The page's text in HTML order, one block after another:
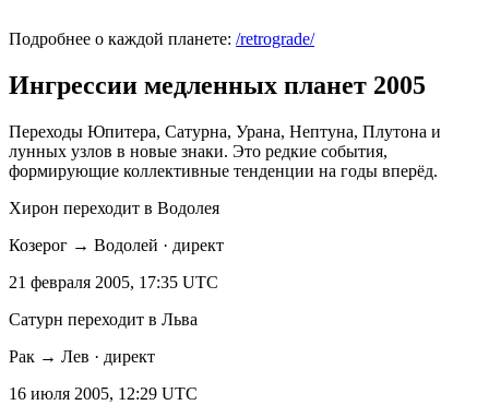
Подробнее о каждой планете: /retrograde/
Ингрессии медленных планет 2005
Переходы Юпитера, Сатурна, Урана, Нептуна, Плутона и
лунных узлов в новые знаки. Это редкие события,
формирующие коллективные тенденции на годы вперёд.
Хирон переходит в Водолея
Козерог → Водолей · директ
21 февраля 2005, 17:35 UTC
Сатурн переходит в Льва
Рак → Лев · директ
16 июля 2005, 12:29 UTC